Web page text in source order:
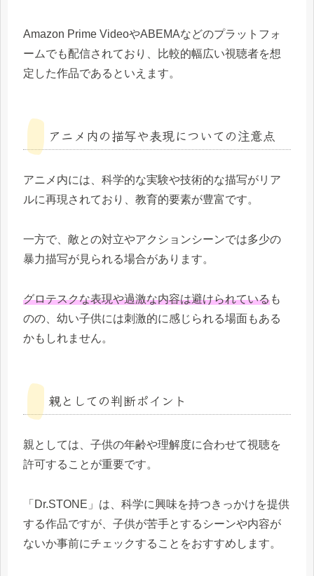
Amazon Prime VideoやABEMAなどのプラットフォ
ームでも配信されており、比較的幅広い視聴者を想
定した作品であるといえます。
アニメ内の描写や表現についての注意点
アニメ内には、科学的な実験や技術的な描写がリア
ルに再現されており、教育的要素が豊富です。
一方で、敵との対立やアクションシーンでは多少の
暴力描写が見られる場合があります。
グロテスクな表現や過激な内容は避けられているも
のの、幼い子供には刺激的に感じられる場面もある
かもしれません。
親としての判断ポイント
親としては、子供の年齢や理解度に合わせて視聴を
許可することが重要です。
「Dr.STONE」は、科学に興味を持つきっかけを提供
する作品ですが、子供が苦手とするシーンや内容が
ないか事前にチェックすることをおすすめします。